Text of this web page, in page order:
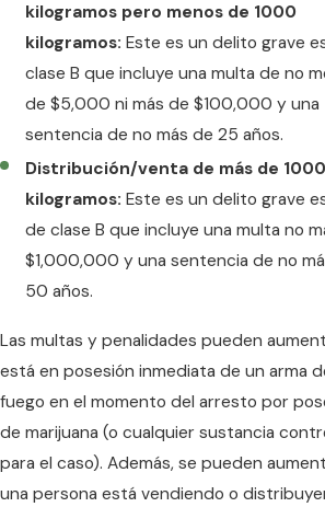
kilogramos pero menos de 1000
kilogramos: Este es un delito grave
clase B que incluye una multa de no
de $5,000 ni más de $100,000 y una
sentencia de no más de 25 años.
Distribución/venta de más de 1000
kilogramos: Este es un delito grave
de clase B que incluye una multa no
$1,000,000 y una sentencia de no
50 años.
Las multas y penalidades pueden
está en posesión inmediata de un arma
fuego en el momento del arresto por
de marijuana (o cualquier sustancia
para el caso). Además, se pueden
una persona está vendiendo o